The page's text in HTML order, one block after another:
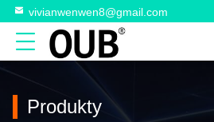
vivianwenwen8@gmail.com
Produkty